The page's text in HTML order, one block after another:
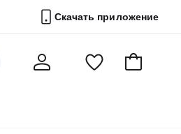
Скачать приложение
ПерейтиВ